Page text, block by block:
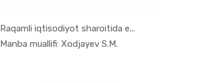
Raqamli iqtisodiyot sharoitida e...
Manba muallifi: Xodjayev S.M.In Monogra...